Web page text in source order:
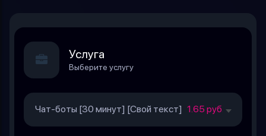
Услуга
Выберите услугу
Чат-боты [30 минут] [Свой текст] 1.65 руб. за шт.